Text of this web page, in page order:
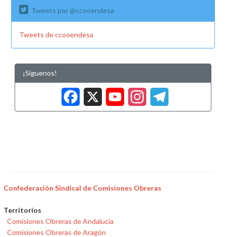
Tweets por @ccooendesa
Tweets de ccooendesa
¡Síguenos!
Facebook
X
Confederación Sindical de Comisiones Obreras
Territorios
Comisiones Obreras de Andalucía
Comisiones Obreras de Aragón